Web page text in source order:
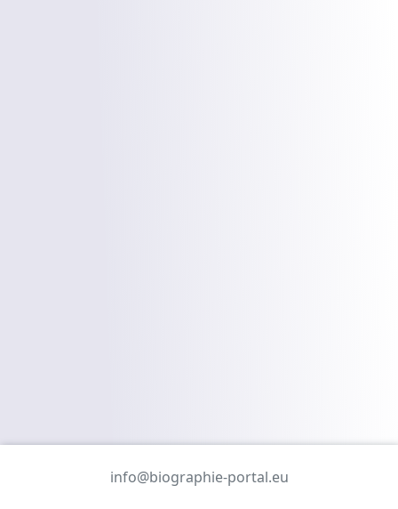
info@biographie-portal.eu